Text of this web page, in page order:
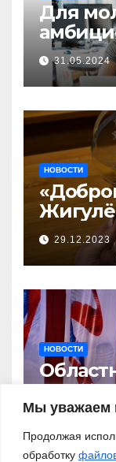
Мы уважаем
Продолжая
обработку
Для
прием
31.05.2024
НОВОСТИ
29.12.2023
НОВОСТИ
нами –